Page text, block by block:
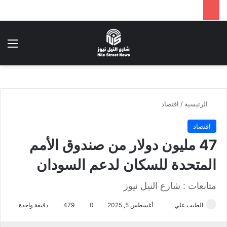
الرئيسية / اقتصاد
اقتصاد
47 مليون دولار من صندوق الأمم
المتحدة للسكان لدعم السودان
متابعات : شارع النيل نيوز
الطيب علي أغسطس 5, 2025 0
479 دقيقة واحدة